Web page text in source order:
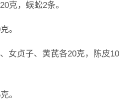
克，蜈蚣2条。
。
女贞子、黄芪各20克，陈皮10
。